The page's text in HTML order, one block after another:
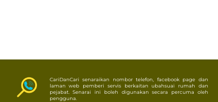
CariDanCari senaraikan nombor telefon, facebook page dan
laman web pemberi servis berkaitan ubahsuai rumah dan
pejabat. Senarai ini boleh digunakan secara percuma oleh
pengguna.